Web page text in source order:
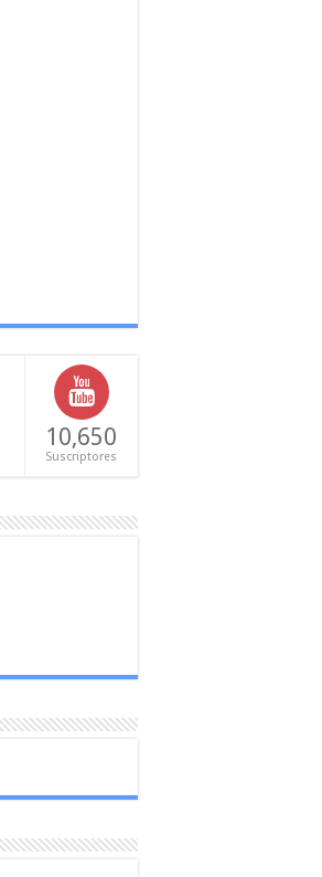
10,650
Suscriptores